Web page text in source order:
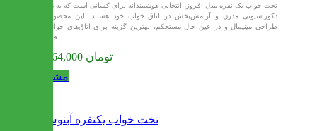
تخت خواب یک نفره مدل افروز، انتخابی هوشمندانه برای کسانی است که به دنبال
دکوراسیونی مدرن و آرامش‌بخش در اتاق خواب خود هستند. این محصول با
طراحی مینیمال و در عین حال مستحکم، بهترین گزینه برای اتاق‌های خواب با
11,264,000 تومان
مشاهده